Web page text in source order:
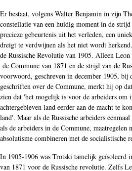
Er bestaat, volgens Walter Benjamin in zijn
constellatie van een huidig moment in de
precieze gebeurtenis uit het verleden, een
dreigt te verdwijnen als het niet wordt
de Russische Revolutie van 1905. Alleen
de Commune van 1871 en de strijd van de
voorwoord, geschreven in december 1905, bij
geschriften over de Commune, merkt hij op
zien dat 'het mogelijk is voor de arbeiders om
achtergebleven land eerder aan de macht te
land'. Maar als de Russische arbeiders
als de arbeiders in de Commune, maatregelen
absolutisme combineren met de socialistische
In 1905-1906 was Trotski tamelijk geïsoleerd
van 1871 voor de Russische revolutie. Zelfs